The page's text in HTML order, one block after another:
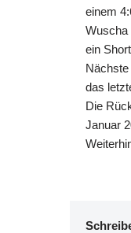
einem
Wuscha
ein
das
Die
Januar